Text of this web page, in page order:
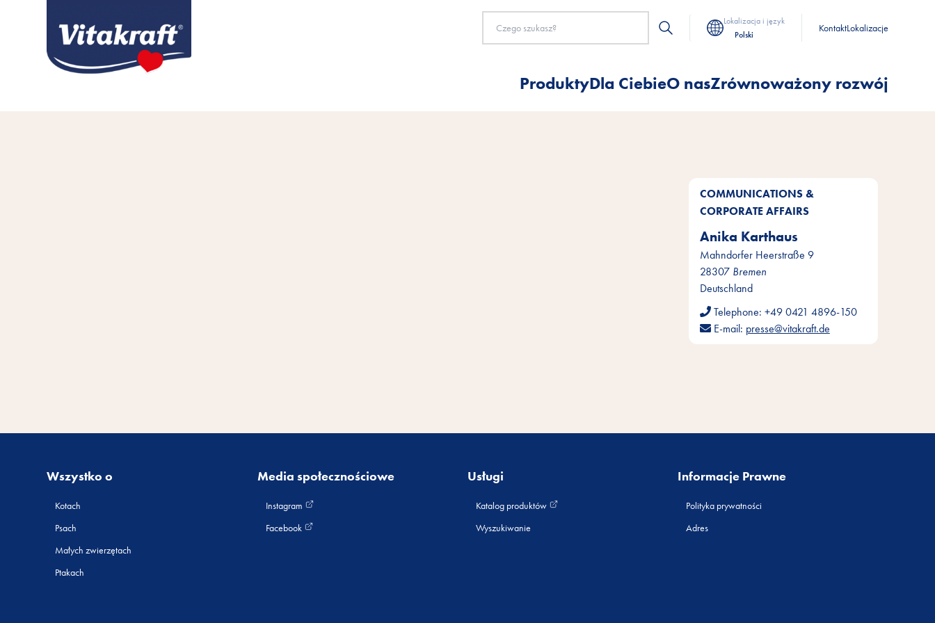
Lokalizacja i język
Polski
KontaktLokalizacje
ProduktyDla CiebieO nasZrównoważony rozwój
COMMUNICATIONS &
CORPORATE AFFAIRS
Anika Karthaus
Mahndorfer Heerstraße 9
28307 Bremen
Deutschland
Telephone: +49 0421 4896-150
E-mail: presse@vitakraft.de
Wszystko o
Kotach
Psach
Małych zwierzętach
Ptakach
Media społecznościowe
Instagram
Facebook
Usługi
Katalog produktów
Wyszukiwanie
Informacje Prawne
Polityka prywatności
Adres